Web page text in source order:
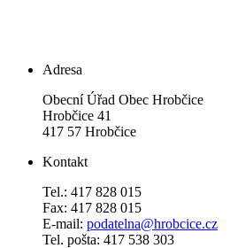
Adresa
Obecní Úřad Obec Hrobčice
Hrobčice 41
417 57 Hrobčice
Kontakt
Tel.: 417 828 015
Fax: 417 828 015
E-mail: podatelna@hrobcice.cz
Tel. pošta: 417 538 303